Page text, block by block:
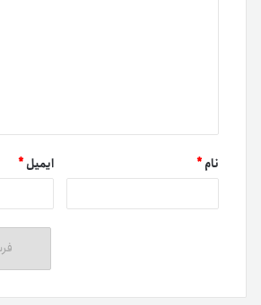
نام* ایمیل*